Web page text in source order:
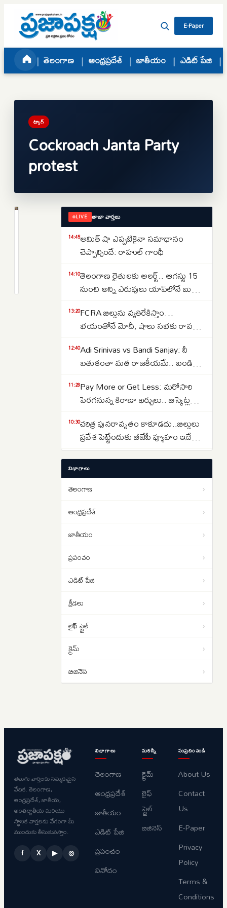
Skip to content
E-Paper
తెలంగాణ ఆంధ్రప్రదేశ్ జాతీయం ఎడిట్ పేజి
ట్యాగ్
Cockroach Janta Party
protest
LIVE తాజా వార్తలు
14:45అమిత్ షా ఎప్పటికైనా సమాధానం
చెప్పాల్సిందే: రాహుల్ గాంధీ
14:10తెలంగాణ రైతులకు అలర్ట్.. ఆగస్టు 15
నుంచి అన్ని ఎరువులు యాప్‌లోనే బుక్
13:20FCRA బిల్లును వ్యతిరేకిస్తాం…
భయంతోనే మోదీ, షాలు సభకు రావడం
12:40Adi Srinivas vs Bandi Sanjay: నీ
బతుకంతా మత రాజకీయమే.. బండి
విప్ ఆది శ్రీనివాస్
11:28Pay More or Get Less: మరోసారి
పెరగనున్న కిరాణా ఖర్చులు.. బిస్కెట్ల
రెడీ..కారణమేమిటంటే..
10:30చరిత్ర పునరావృతం కాకూడదు..బిల్లులు
ప్రవేశ పెట్టేందుకు బీజేపీ వ్యూహం ఇదే
అంటున్న జైరాం రమేష్
10:21మమతా బెనర్జీ కారుపై దాడి…దొంగ,
దొంగల రాణి అంటూ నినాదాలు
SIR: రాష్ట్రంలో 78.14 శాతం ఎస్ఐఆర్
డిజిటైజేషన్ పూర్తి
విభాగాలు
తెలంగాణ ›
ఆంధ్రప్రదేశ్ ›
జాతీయం ›
ప్రపంచం ›
ఎడిట్ పేజి ›
క్రీడలు ›
లైఫ్ స్టైల్ ›
క్రైమ్ ›
బిజినెస్ ›
తెలుగు వార్తలకు నమ్మకమైన
వేదిక. తెలంగాణ,
ఆంధ్రప్రదేశ్, జాతీయ,
అంతర్జాతీయ మరియు
స్థానిక వార్తలను వేగంగా మీ
ముందుకు తీసుకువస్తాం.
f X ▶ ◎
విభాగాలు
తెలంగాణ
ఆంధ్రప్రదేశ్
జాతీయం
ఎడిట్ పేజి
ప్రపంచం
వినోదం
మరిన్నీ
క్రైమ్
లైఫ్
స్టైల్
బిజినెస్
సంప్రదించండి
About Us
Contact
Us
E-Paper
Privacy
Policy
Terms &
Conditions